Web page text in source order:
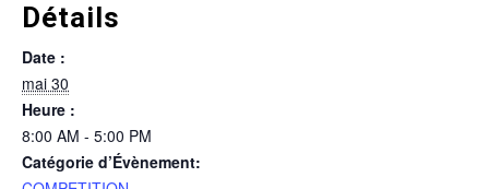
Détails
Date :
mai 30
Heure :
8:00 AM - 5:00 PM
Catégorie d’Évènement: